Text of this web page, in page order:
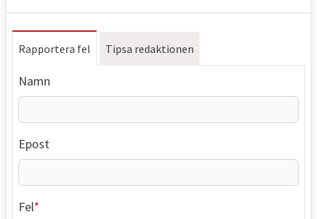
Rapportera fel Tipsa redaktionen
Namn
Epost
Fel